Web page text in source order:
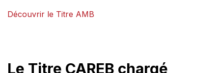
Découvrir le Titre AMB
Le Titre CAREB chargé